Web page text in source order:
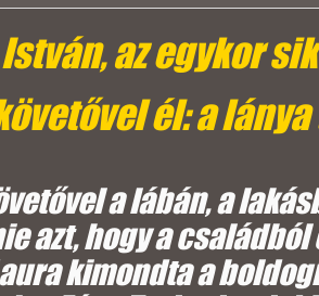
az egykor
él: a
a lábán, a
azt, hogy a
kimondta a